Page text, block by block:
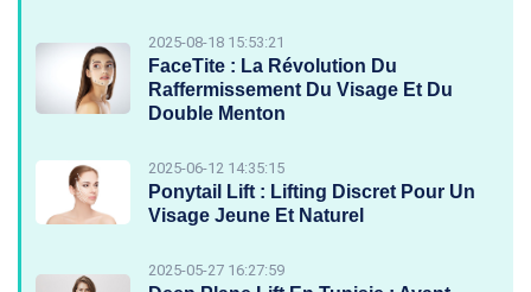
2025-08-18 15:53:21
FaceTite : La Révolution Du
Raffermissement Du Visage Et Du
Double Menton
2025-06-12 14:35:15
Ponytail Lift : Lifting Discret Pour Un
Visage Jeune Et Naturel
2025-05-27 16:27:59